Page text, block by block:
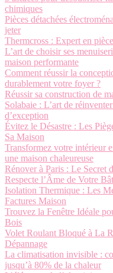
chimiques
Pièces détachées
jeter
Thermcross : Expert en
L’art de choisir ses
maison performante
Comment réussir la
durablement votre foyer ?
Réussir sa construction de
Solabaie : L’art de
d’exception
Évitez le Désastre : Les
Sa Maison
Transformez votre intérieur
une maison chaleureuse
Rénover à Paris : Le Secret
Respecte l’Âme de Votre
Isolation Thermique : Les
Factures Maison
Trouvez la Fenêtre Idéale
Bois
Volet Roulant Bloqué à La
Dépannage
La climatisation invisible :
jusqu’à 80% de la chaleur